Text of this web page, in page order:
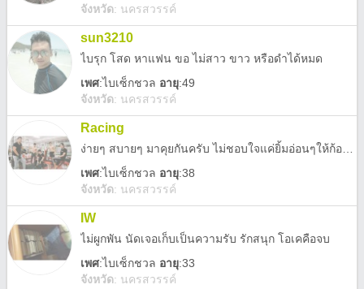
จังหวัด: นครสวรรค์
sun3210
ไบรุก โสด หาแฟน ขอ ไม่สาว ขาว หรือดำได้หมด
เพศ:ไบเซ็กชวล อายุ:49
จังหวัด: นครสวรรค์
Racing
เพศ:ไบเซ็กชวล อายุ:38
จังหวัด: นครสวรรค์
IW
ไม่ผูกพัน นัดเจอเก็บเป็นความรับ รักสนุก โอเคคือจบ
เพศ:ไบเซ็กชวล อายุ:33
จังหวัด: นครสวรรค์